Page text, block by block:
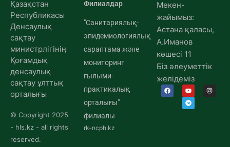
Қазақстан
Республикасы
Денсаулық
сақтау
министрлігінің
Қоғамдық
денсаулық
сақтау ұлттық
орталығы
© Copyright 2025
- hls.kz - all rights
reserved.
Филиалдар
"Санитариялық-
эпидемиологиялық
сараптама және
мониторинг
ғылыми-
практикалық
орталығы"
филиалы
rk-ncph.kz
Мекен-
жайымыз:
Астана қаласы,
А.Иманов
көшесі 11
Біз әлеуметтік
желідеміз